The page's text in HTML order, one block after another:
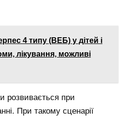
4 типу (ВЕБ) у дітей і
лікування, можливі
розвивається при
При такому сценарії